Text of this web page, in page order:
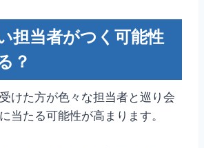
担当者がつく可能性
？
けた方が色々な担当者と巡り会
当たる可能性が高まります。